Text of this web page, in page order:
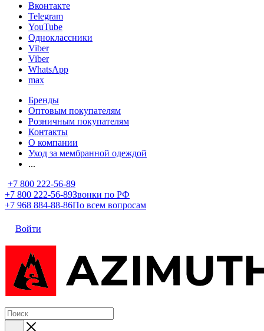
Вконтакте
Telegram
YouTube
Одноклассники
Viber
Viber
WhatsApp
max
Бренды
Оптовым покупателям
Розничным покупателям
Контакты
О компании
Уход за мембранной одеждой
...
+7 800 222-56-89
+7 800 222-56-89Звонки по РФ
+7 968 884-88-86По всем вопросам
Войти